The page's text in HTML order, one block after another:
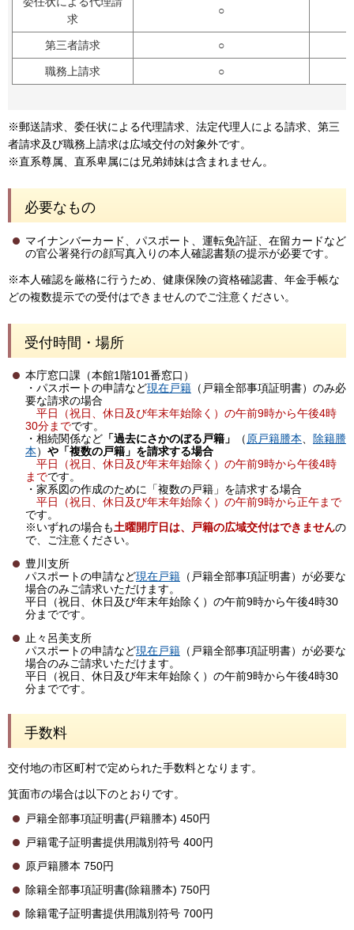
求
○
第三者請求 ○
職務上請求 ○
※郵送請求、委任状による代理請求、法定代理人による請求、第三
者請求及び職務上請求は広域交付の対象外です。
※直系尊属、直系卑属には兄弟姉妹は含まれません。
必要なもの
マイナンバーカード、パスポート、運転免許証、在留カードなど
の官公署発行の顔写真入りの本人確認書類の提示が必要です。
※本人確認を厳格に行うため、健康保険の資格確認書、年金手帳な
どの複数提示での受付はできませんのでご注意ください。
受付時間・場所
本庁窓口課（本館1階101番窓口）
・パスポートの申請など現在戸籍 （戸籍全部事項証明書）のみ必
要な請求の場合
平日（祝日、休日及び年末年始除く）の午前9時から午後4時
30分までです。
・相続関係など 「過去にさかのぼる戸籍」 （原戸籍謄本、 除籍謄
本） や 「複数の戸籍」を請求する場合
平日（祝日、休日及び年末年始除く）の午前9時から午後4時
までです。
・家系図の作成のために「複数の戸籍」を請求する場合
平日（祝日、休日及び年末年始除く）の午前9時から正午まで
です。
※いずれの場合も土曜開庁日は、戸籍の広域交付はできませんの
で、ご注意ください。
豊川支所
パスポートの申請など現在戸籍 （戸籍全部事項証明書）が必要な
場合のみご請求いただけます。
平日（祝日、休日及び年末年始除く）の午前9時から午後4時30
分までです。
止々呂美支所
パスポートの申請など現在戸籍 （戸籍全部事項証明書）が必要な
場合のみご請求いただけます。
平日（祝日、休日及び年末年始除く）の午前9時から午後4時30
分までです。
手数料
交付地の市区町村で定められた手数料となります。
箕面市の場合は以下のとおりです。
戸籍全部事項証明書(戸籍謄本) 450円
戸籍電子証明書提供用識別符号 400円
原戸籍謄本 750円
除籍全部事項証明書(除籍謄本) 750円
除籍電子証明書提供用識別符号 700円